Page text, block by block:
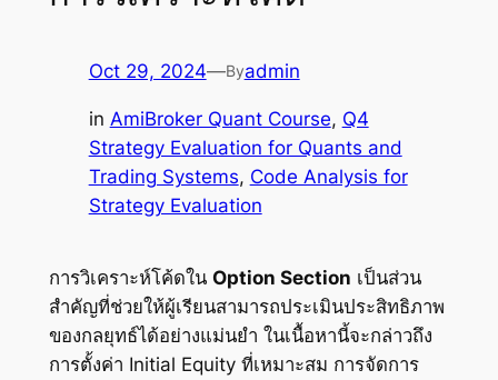
Oct 29, 2024—Byadmin
in AmiBroker Quant Course, Q4
Strategy Evaluation for Quants and
Trading Systems, Code Analysis for
Strategy Evaluation
การวิเคราะห์โค้ดใน Option Section เป็นส่วน
สำคัญที่ช่วยให้ผู้เรียนสามารถประเมินประสิทธิภาพ
ของกลยุทธ์ได้อย่างแม่นยำ ในเนื้อหานี้จะกล่าวถึง
การตั้งค่า Initial Equity ที่เหมาะสม การจัดการ